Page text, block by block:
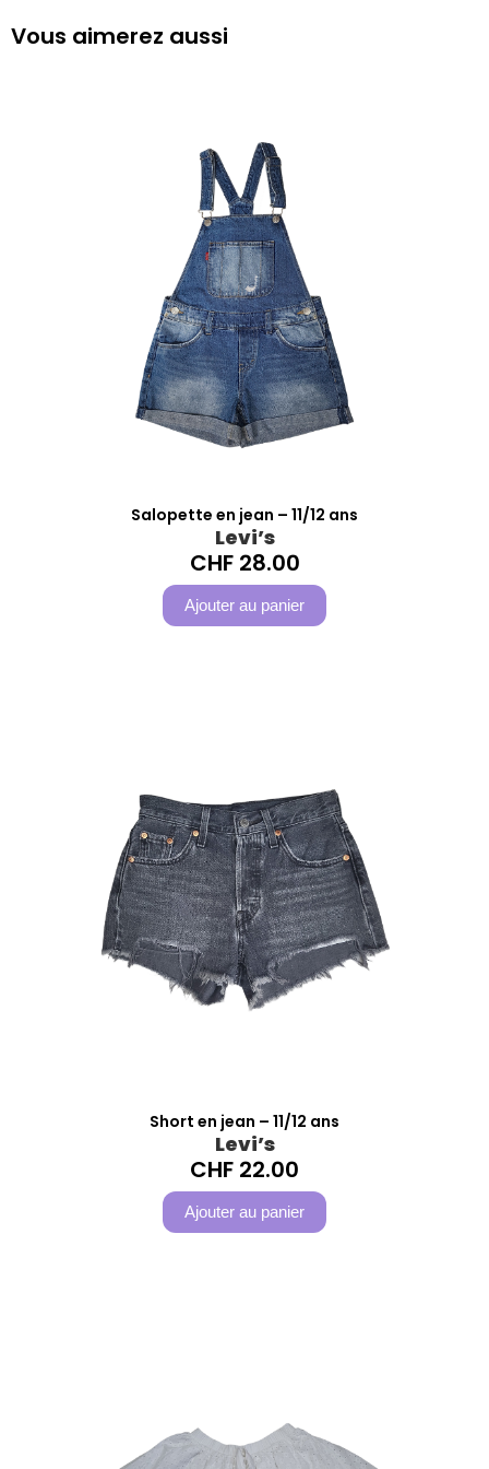
Vous aimerez aussi
Salopette en jean – 11/12 ans
Levi’s
CHF28.00
Ajouter au panier
Short en jean – 11/12 ans
Levi’s
CHF 22.00
Ajouter au panier